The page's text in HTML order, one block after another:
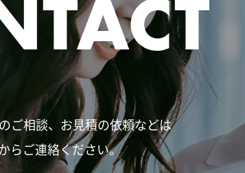
ご相談、お見積の依頼などは
らご連絡ください。